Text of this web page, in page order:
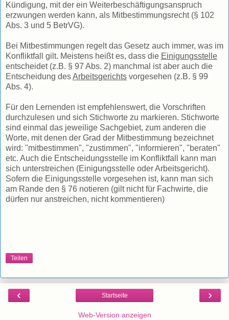
Kündigung, mit der ein Weiterbeschäftigungsanspruch
erzwungen werden kann, als Mitbestimmungsrecht (§ 102
Abs. 3 und 5 BetrVG).
Bei Mitbestimmungen regelt das Gesetz auch immer, was im
Konfliktfall gilt. Meistens heißt es, dass die Einigungsstelle
entscheidet (z.B. § 97 Abs. 2) manchmal ist aber auch die
Entscheidung desArbeitsgerichts vorgesehen (z.B. § 99
Abs. 4).
Für den Lernenden ist empfehlenswert, die Vorschriften
durchzulesen und sich Stichworte zu markieren. Stichworte
sind einmal das jeweilige Sachgebiet, zum anderen die
Worte, mit denen der Grad der Mitbestimmung bezeichnet
wird: "mitbestimmen", "zustimmen", "informieren", "beraten"
etc. Auch die Entscheidungsstelle im Konfliktfall kann man
sich unterstreichen (Einigungsstelle oder Arbeitsgericht).
Sofern die Einigungsstelle vorgesehen ist, kann man sich
am Rande den § 76 notieren (gilt nicht für Fachwirte, die
dürfen nur anstreichen, nicht kommentieren)
Teilen
‹ ›
Startseite
Web-Version anzeigen